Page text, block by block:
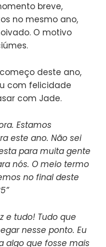
breve,
no mesmo ano,
O motivo
deste ano,
com felicidade
com Jade.
Estamos
este ano. Não sei
para muita gente
nós. O meio termo
no final deste
e tudo! Tudo que
nesse ponto. Eu
algo que fosse mais